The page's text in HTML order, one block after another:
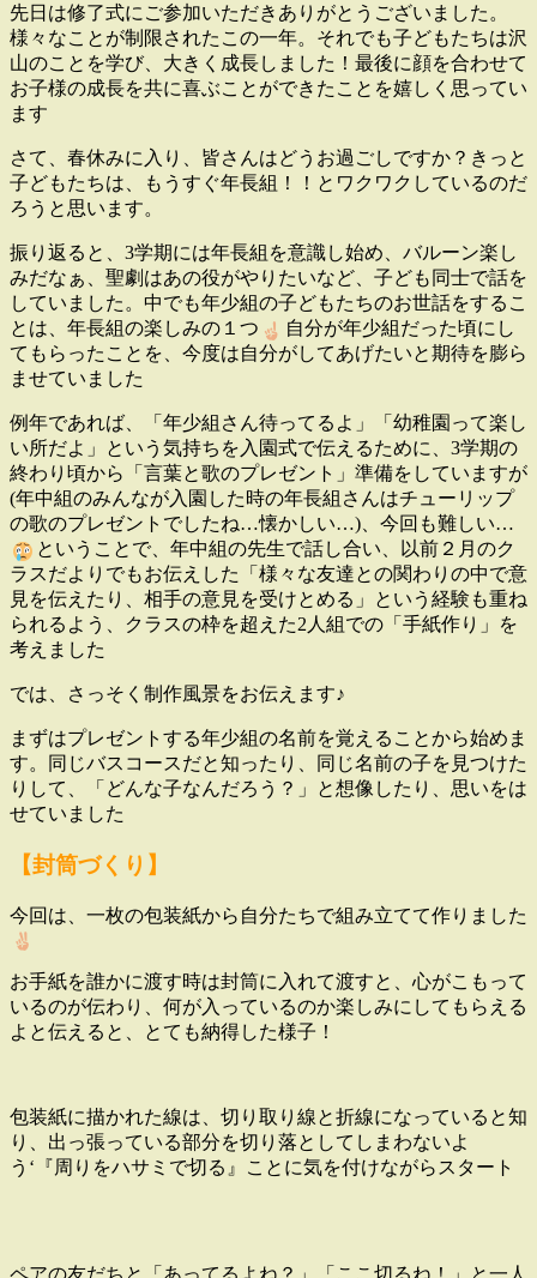
先日は修了式にご参加いただきありがとうございました。
様々なことが制限されたこの一年。それでも子どもたちは沢
山のことを学び、大きく成長しました！最後に顔を合わせて
お子様の成長を共に喜ぶことができたことを嬉しく思ってい
ます
さて、春休みに入り、皆さんはどうお過ごしですか？きっと
子どもたちは、もうすぐ年長組！！とワクワクしているのだ
ろうと思います。
振り返ると、 3学期には年長組を意識し始め、バルーン楽し
みだなぁ、聖劇はあの役がやりたいなど、子ども同士で話を
していました。中でも年少組の子どもたちのお世話をするこ
とは、年長組の楽しみの１つ
自分が年少組だった頃にし
てもらったことを、今度は自分がしてあげたいと期待を膨ら
ませていました
例年であれば、「年少組さん待ってるよ」「幼稚園って楽し
い所だよ」という気持ちを入園式で伝えるために、3学期の
終わり頃から
「言葉と歌のプレゼント」 準備をしていますが
(年中組のみんなが入園した時の年長組さんはチューリップ
の歌のプレゼントでしたね…懐かしい…)、 今回も難しい…
ということで、年中組の先生で話し合い、以前２月のク
ラスだよりでもお伝えした「様々な友達との関わりの中で意
見を伝えたり、相手の意見を受けとめる」という経験も重ね
られるよう、クラスの枠を超えた2 人組での「手紙作り」を
考えました
では、さっそく制作風景をお伝えます♪
まずはプレゼントする年少組の名前を覚えることから始めま
す。同じバスコースだと知ったり、同じ名前の子を見つけた
りして、「どんな子なんだろう？」と想像したり、思いをは
せていました
【封筒づくり】
今回は、一枚の包装紙から自分たちで組み立てて作りました
お手紙を誰かに渡す時は封筒に入れて渡すと、心がこもって
いるのが伝わり、何が入っているのか楽しみにしてもらえる
よと伝えると、とても納得した様子！
包装紙に描かれた線は、切り取り線と折線になっていると知
り、出っ張っている部分を切り落としてしまわないよ
う‘『周りをハサミで切る』ことに気を付けながらスタート